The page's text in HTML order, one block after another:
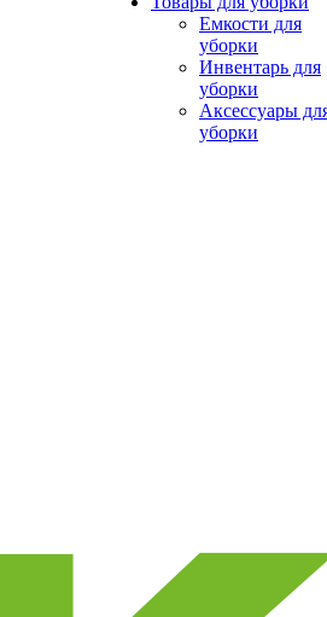
Емкости для
уборки
Инвентарь для
уборки
Аксессуары
уборки